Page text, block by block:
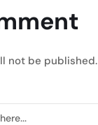
not be published.